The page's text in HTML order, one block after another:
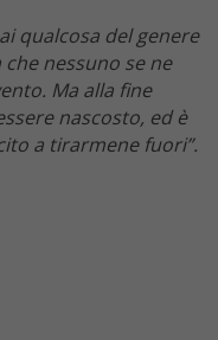
qualcosa del genere
nessuno se ne
Ma alla fine
nascosto, ed è
a tirarmene fuori”.